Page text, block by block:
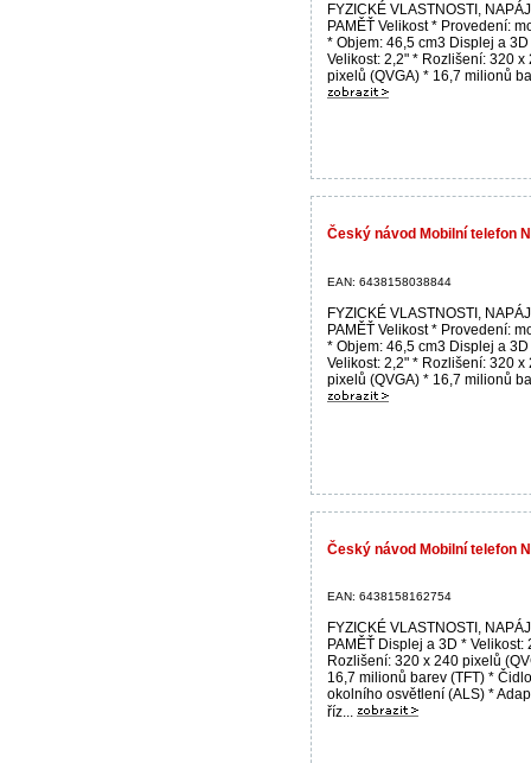
FYZICKÉ VLASTNOSTI,
PAMĚŤ Velikost * Provedení:
* Objem: 46,5 cm3 Displej a 3D
Velikost: 2,2" * Rozlišení: 320 x
pixelů (QVGA) * 16,7 milionů
Český návod Mobilní telefon
EAN: 6438158038844
FYZICKÉ VLASTNOSTI,
PAMĚŤ Velikost * Provedení:
* Objem: 46,5 cm3 Displej a 3D
Velikost: 2,2" * Rozlišení: 320 x
pixelů (QVGA) * 16,7 milionů
Český návod Mobilní telefon
EAN: 6438158162754
FYZICKÉ VLASTNOSTI,
PAMĚŤ Displej a 3D * Velikost:
Rozlišení: 320 x 240 pixelů
16,7 milionů barev (TFT) * Čidlo
okolního osvětlení (ALS) *
říz...